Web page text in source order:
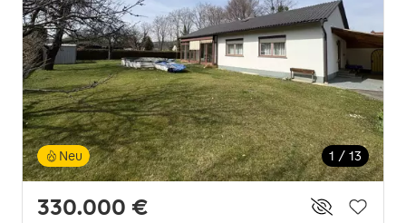
1 / 13
Neu
330.000 €